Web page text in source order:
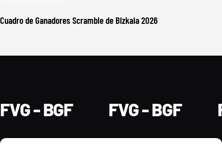
Cuadro de Ganadores Scramble de Bizkaia 2026
FVG - BGF FVG - BGF